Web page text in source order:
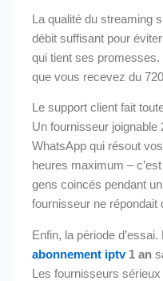
La qualité du streaming
débit suffisant pour
qui tient ses
que vous recevez du
Le support client fait
Un fournisseur joignable
WhatsApp qui résout
heures maximum –
gens coincés pendant
fournisseur ne répondait
Enfin, la période
abonnement iptv1 an
Les fournisseurs